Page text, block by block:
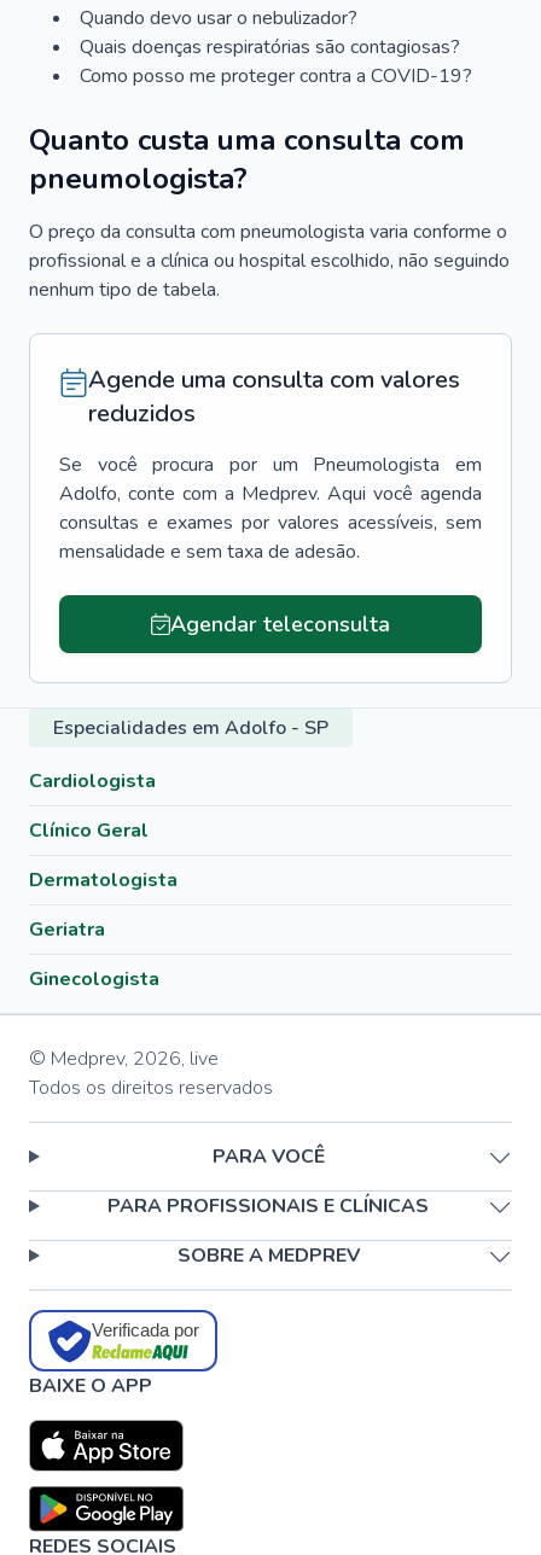
Quando devo usar o nebulizador?
Quais doenças respiratórias são contagiosas?
Como posso me proteger contra a COVID-19?
Quanto custa uma consulta com
pneumologista?
O preço da consulta com pneumologista varia conforme o
profissional e a clínica ou hospital escolhido, não seguindo
nenhum tipo de tabela.
Agende uma consulta com valores
reduzidos
Se você procura por um Pneumologista
em
Adolfo, conte com a Medprev. Aqui você agenda
consultas e exames por valores acessíveis, sem
mensalidade e sem taxa de adesão.
Agendar teleconsulta
Especialidades em Adolfo - SP
Cardiologista
Clínico Geral
Dermatologista
Geriatra
Ginecologista
© Medprev, 2026, live
Todos os direitos reservados
PARA VOCÊ
PARA PROFISSIONAIS E CLÍNICAS
SOBRE A MEDPREV
Verificada por
BAIXE O APP
REDES SOCIAIS